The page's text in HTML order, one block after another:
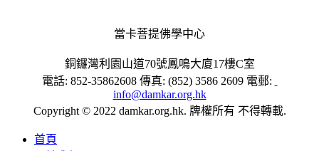
當卡菩提佛學中心
銅鑼灣利園山道70號鳳鳴大廈17樓C室
電話: 852-35862608 傳真: (852) 3586 2609 電郵:
info@damkar.org.hk
Copyright © 2022 damkar.org.hk. 牌權所有 不得轉載.
首頁